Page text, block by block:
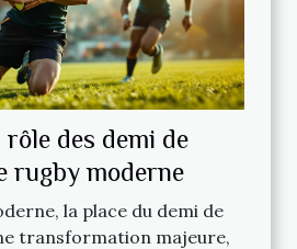
des demi de
rugby moderne
la place du demi de
transformation majeure,